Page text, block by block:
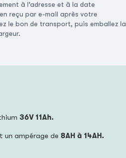
à l’adresse et à la date
reçu par e-mail après votre
le bon de transport, puis emballez la
36V 11Ah.
un ampérage de 8AH à 14AH.